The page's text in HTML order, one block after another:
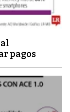
pagos